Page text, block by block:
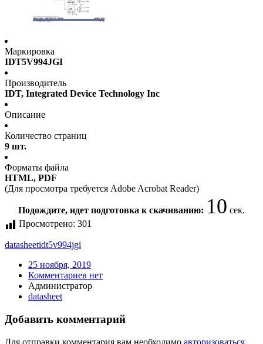
Маркировка
IDT5V994JGI
Производитель
IDT, Integrated Device Technology Inc
Описание
Количество страниц
9 шт.
Форматы файла
HTML, PDF
(Для просмотра требуется Adobe Acrobat Reader)
Подождите, идет подготовка к скачиванию: 10 сек.
Просмотрено: 301
datasheetidt5v994jgi
25 ноября, 2019
Комментариев нет
Администратор
datasheet
Добавить комментарий
Для отправки комментария вам необходимо авторизоваться.